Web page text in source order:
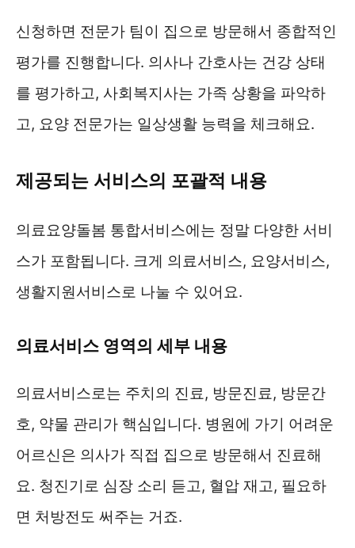
신청하면 전문가 팀이 집으로 방문해서 종합적인
평가를 진행합니다. 의사나 간호사는 건강 상태
를 평가하고, 사회복지사는 가족 상황을 파악하
고, 요양 전문가는 일상생활 능력을 체크해요.
제공되는 서비스의 포괄적 내용
의료요양돌봄 통합서비스에는 정말 다양한 서비
스가 포함됩니다. 크게 의료서비스, 요양서비스,
생활지원서비스로 나눌 수 있어요.
의료서비스 영역의 세부 내용
의료서비스로는 주치의 진료, 방문진료, 방문간
호, 약물 관리가 핵심입니다. 병원에 가기 어려운
어르신은 의사가 직접 집으로 방문해서 진료해
요. 청진기로 심장 소리 듣고, 혈압 재고, 필요하
면 처방전도 써주는 거죠.